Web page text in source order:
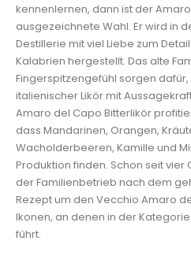
kennenlernen, dann ist der
ausgezeichnete Wahl. Er wird in
Destillerie mit viel Liebe zum
Kalabrien hergestellt. Das alte
Fingerspitzengefühl sorgen
italienischer Likör mit
Amaro del Capo Bitterlikör
dass Mandarinen, Orangen,
Wacholderbeeren, Kamille und
Produktion finden. Schon seit
der Familienbetrieb nach dem
Rezept um den Vecchio Amaro
Ikonen, an denen in der
führt.